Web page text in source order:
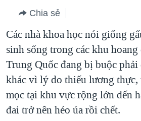
chính
điều
hướng
chính
Đi
tới
"Tìm"
BLOG
DIỄN ĐÀN
MỤC
TỰ DO BÁO CHÍ
VẠCH TRẦN TIN GIẢ
NGƯỜI VIỆT HẢI NGOẠI
CHUYÊN ĐỀ
CHIẾN TRANH THƯƠNG MẠI CỦA
HỌC TIẾNG ANH
VIDEO
Chia sẻ
Các nhà khoa học nói giống
sinh sống trong các khu hoang
Trung Quốc đang bị buộc
khác vì lý do thiếu lương
mọc tại khu vực rộng lớn đến
đai trở nên héo úa rồi chết.